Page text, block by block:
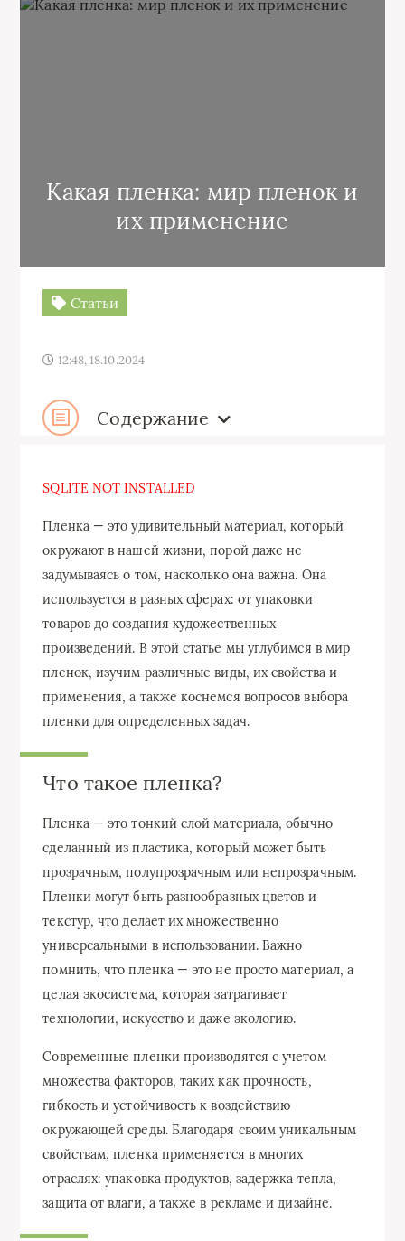
Какая пленка: мир пленок и
их применение
Статьи
12:48, 18.10.2024
Содержание
SQLITE NOT INSTALLED
Пленка — это удивительный материал, который
окружают в нашей жизни, порой даже не
задумываясь о том, насколько она важна. Она
используется в разных сферах: от упаковки
товаров до создания художественных
произведений. В этой статье мы углубимся в мир
пленок, изучим различные виды, их свойства и
применения, а также коснемся вопросов выбора
пленки для определенных задач.
Что такое пленка?
Пленка — это тонкий слой материала, обычно
сделанный из пластика, который может быть
прозрачным, полупрозрачным или непрозрачным.
Пленки могут быть разнообразных цветов и
текстур, что делает их множественно
универсальными в использовании. Важно
помнить, что пленка — это не просто материал, а
целая экосистема, которая затрагивает
технологии, искусство и даже экологию.
Современные пленки производятся с учетом
множества факторов, таких как прочность,
гибкость и устойчивость к воздействию
окружающей среды. Благодаря своим уникальным
свойствам, пленка применяется в многих
отраслях: упаковка продуктов, задержка тепла,
защита от влаги, а также в рекламе и дизайне.